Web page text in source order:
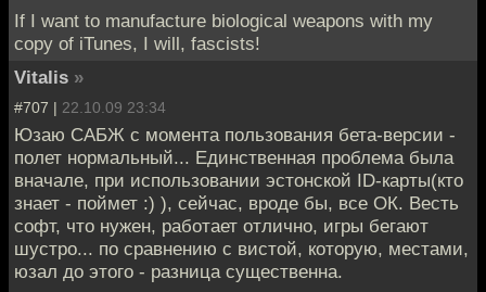
If I want to manufacture biological weapons with my
copy of iTunes, I will, fascists!
Vitalis »
#707 | 22.10.09 23:34
Юзаю САБЖ с момента пользования бета-версии -
полет нормальный... Единственная проблема была
вначале, при использовании эстонской ID-карты(кто
знает - поймет :) ), сейчас, вроде бы, все ОК. Весть
софт, что нужен, работает отлично, игры бегают
шустро... по сравнению с вистой, которую, местами,
юзал до этого - разница существенна.